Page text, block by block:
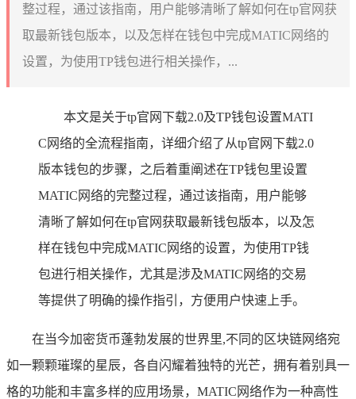
整过程，通过该指南，用户能够清晰了解如何在tp官网获
取最新钱包版本，以及怎样在钱包中完成MATIC网络的
设置，为使用TP钱包进行相关操作，...
本文是关于tp官网下载2.0及TP钱包设置MATI
C网络的全流程指南，详细介绍了从tp官网下载2.0
版本钱包的步骤，之后着重阐述在TP钱包里设置
MATIC网络的完整过程，通过该指南，用户能够
清晰了解如何在tp官网获取最新钱包版本，以及怎
样在钱包中完成MATIC网络的设置，为使用TP钱
包进行相关操作，尤其是涉及MATIC网络的交易
等提供了明确的操作指引，方便用户快速上手。
在当今加密货币蓬勃发展的世界里,不同的区块链网络宛
如一颗颗璀璨的星辰，各自闪耀着独特的光芒，拥有着别具一
格的功能和丰富多样的应用场景，MATIC网络作为一种高性